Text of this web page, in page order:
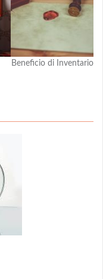
Beneficio di Inventario